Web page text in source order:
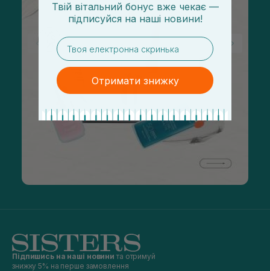
Підпишись на наші новини та отримуй
знижку 5% на перше замовлення
Твій вітальний бонус вже чекає —
підписуйся на наші новини!
email
Отримати знижку